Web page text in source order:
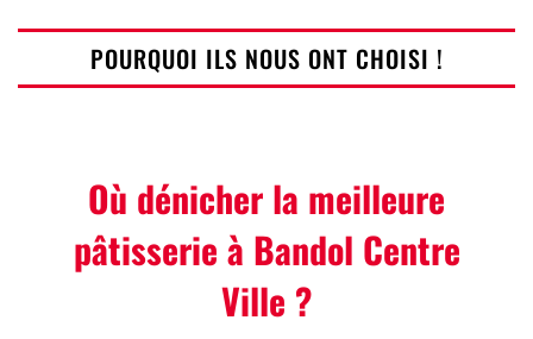
POURQUOI ILS NOUS ONT CHOISI !
Où dénicher la meilleure
pâtisserie à Bandol Centre
Ville ?